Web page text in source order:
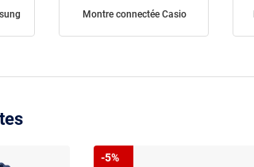
Montre connectée Casio
-5%